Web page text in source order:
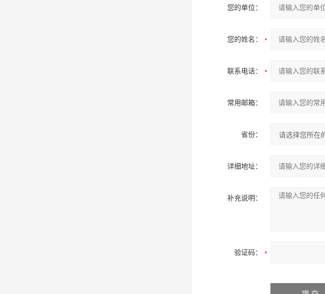
您的单位：
您的姓名：
联系电话：
常用邮箱：
省份：
详细地址：
补充说明：
验证码：